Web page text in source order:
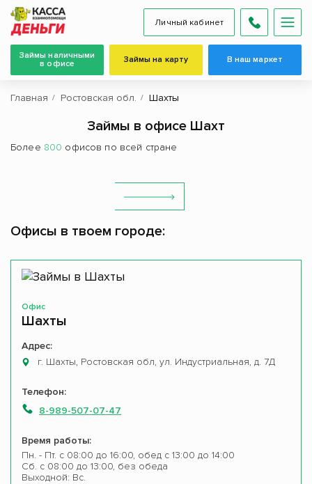
Личный кабинет
Займы наличными
в офисе
Займы на карту В наш маркет
Главная Ростовская обл. Шахты
Займы в офисе Шахт
Более 800 офисов по всей стране
Офисы в твоем городе:
Офис
Шахты
Адрес:
г. Шахты, Ростовская обл, ул. Индустриальная, д. 7Д
Телефон:
8-989-507-07-47
Время работы:
Пн. - Пт. с 08:00 до 16:00, обед с 13:00 до 14:00
Сб. с 08:00 до 13:00, без обеда
Выходной: Вс.